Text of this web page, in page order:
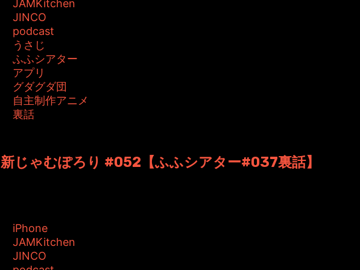
JAMKitchen
JINCO
podcast
うさじ
ふふシアター
アプリ
グダグダ団
自主制作アニメ
裏話
新じゃむぽろり #052【ふふシアター#037裏話】
iPhone
JAMKitchen
JINCO